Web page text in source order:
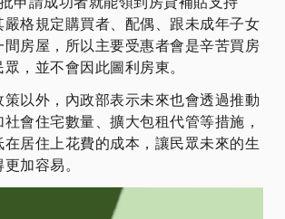
嚴格規定購買者、配偶、跟未成年子女
間房屋，所以主要受惠者會是辛苦買房
，並不會因此圖利房東。
策以外，內政部表示未來也會透過推動
會住宅數量、擴大包租代管等措施，
居住上花費的成本，讓民眾未來的生
加容易。